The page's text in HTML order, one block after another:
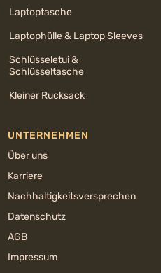
Laptoptasche
Laptophülle & Laptop Sleeves
Schlüsseletui &
Schlüsseltasche
Kleiner Rucksack
UNTERNEHMEN
Über uns
Karriere
Nachhaltigkeits­versprechen
Datenschutz
AGB
Impressum